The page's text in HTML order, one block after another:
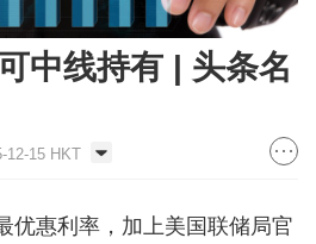
中线持有 | 头条名
12-15 HKT
惠利率，加上美国联储局官